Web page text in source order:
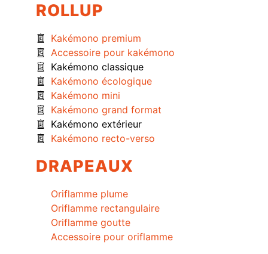
ROLLUP
Kakémono premium
Accessoire pour kakémono
Kakémono classique
Kakémono écologique
Kakémono mini
Kakémono grand format
Kakémono extérieur
Kakémono recto-verso
DRAPEAUX
Oriflamme plume
Oriflamme rectangulaire
Oriflamme goutte
Accessoire pour oriflamme